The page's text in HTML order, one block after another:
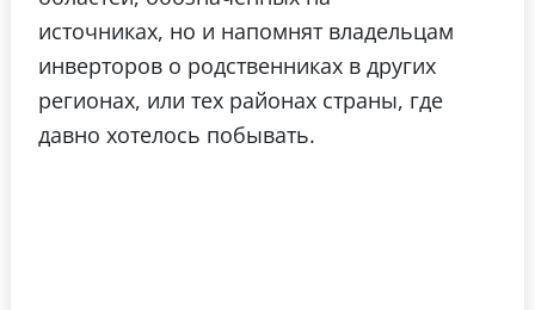
источниках, но и напомнят владельцам
инверторов о родственниках в других
регионах, или тех районах страны, где
давно хотелось побывать.